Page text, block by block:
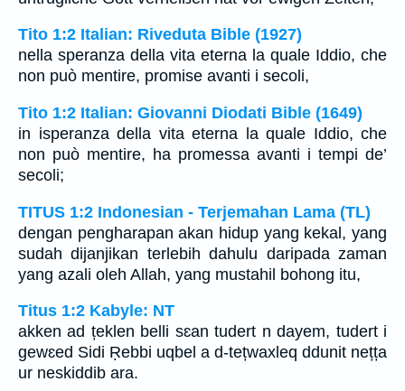
Tito 1:2 Italian: Riveduta Bible (1927)
nella speranza della vita eterna la quale Iddio, che
non può mentire, promise avanti i secoli,
Tito 1:2 Italian: Giovanni Diodati Bible (1649)
in isperanza della vita eterna la quale Iddio, che
non può mentire, ha promessa avanti i tempi de’
secoli;
TITUS 1:2 Indonesian - Terjemahan Lama (TL)
dengan pengharapan akan hidup yang kekal, yang
sudah dijanjikan terlebih dahulu daripada zaman
yang azali oleh Allah, yang mustahil bohong itu,
Titus 1:2 Kabyle: NT
akken ad țeklen belli sɛan tudert n dayem, tudert i
gewɛed Sidi Ṛebbi uqbel a d-tețwaxleq ddunit nețța
ur neskiddib ara.